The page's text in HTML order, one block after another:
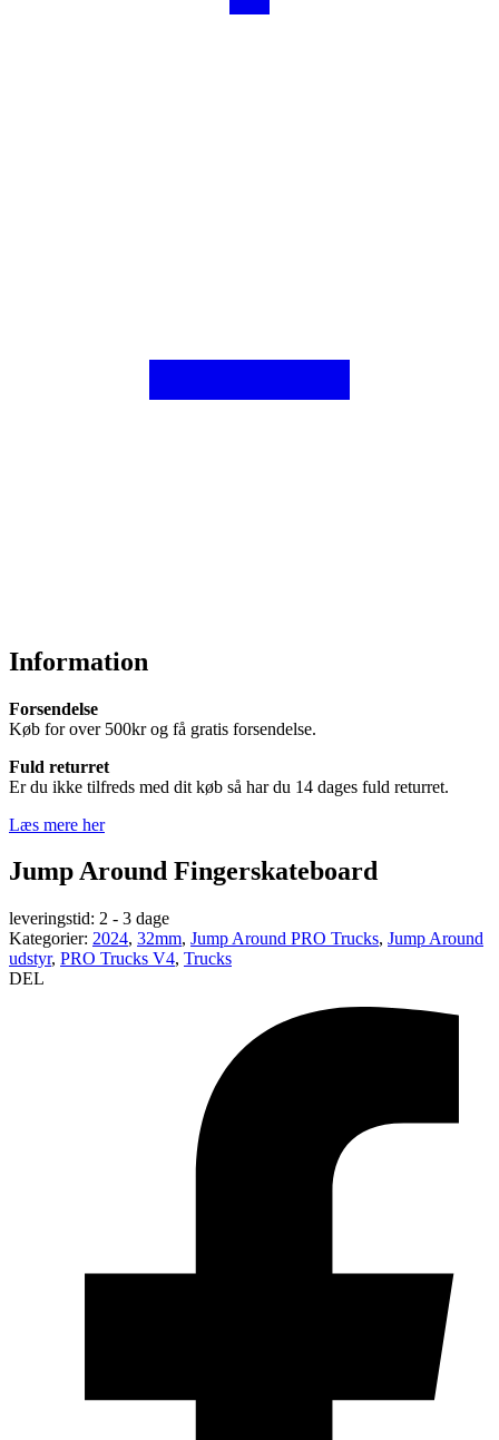
Information
Forsendelse
Køb for over 500kr og få gratis forsendelse.
Fuld returret
Er du ikke tilfreds med dit køb så har du 14 dages fuld returret.
Læs mere her
Jump Around Fingerskateboard
leveringstid: 2 - 3 dage
Kategorier: 2024, 32mm, Jump Around PRO Trucks, Jump Around
udstyr, PRO Trucks V4, Trucks
DEL